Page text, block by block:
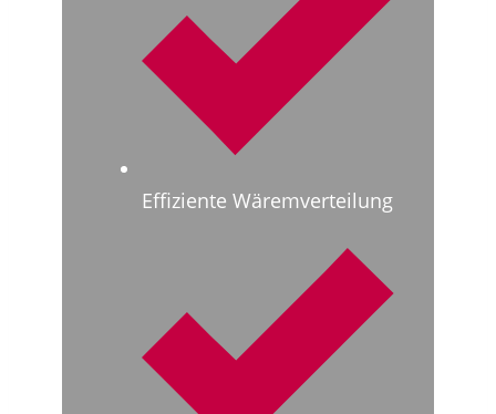
Effiziente Wäremverteilung